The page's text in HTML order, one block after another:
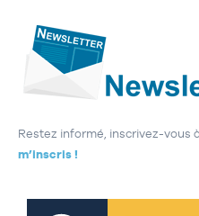
Restez informé, inscrivez-vous
m’inscris !